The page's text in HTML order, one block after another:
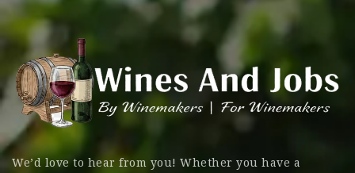
We’d love to hear from you! Whether you have a